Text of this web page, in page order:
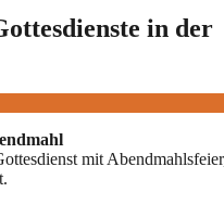
in der
mit